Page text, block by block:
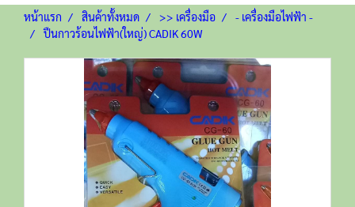
หน้าแรก สินค้าทั้งหมด >> เครื่องมือ
- เครื่องมือไฟฟ้า -
ปืนกาวร้อนไฟฟ้า(ใหญ่) CADIK 60W